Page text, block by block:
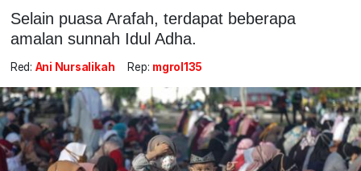
Selain puasa Arafah, terdapat beberapa
amalan sunnah Idul Adha.
Red: Ani Nursalikah Rep: mgrol135